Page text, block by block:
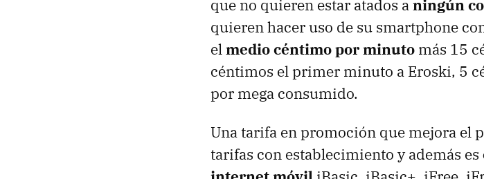
que no quieren estar atados aningún
quieren hacer uso de su smartphone
elmedio céntimo por minuto más 15
céntimos el primer minuto a Eroski, 5
por mega consumido.
Una tarifa en promoción que mejora el
tarifas con establecimiento y además es